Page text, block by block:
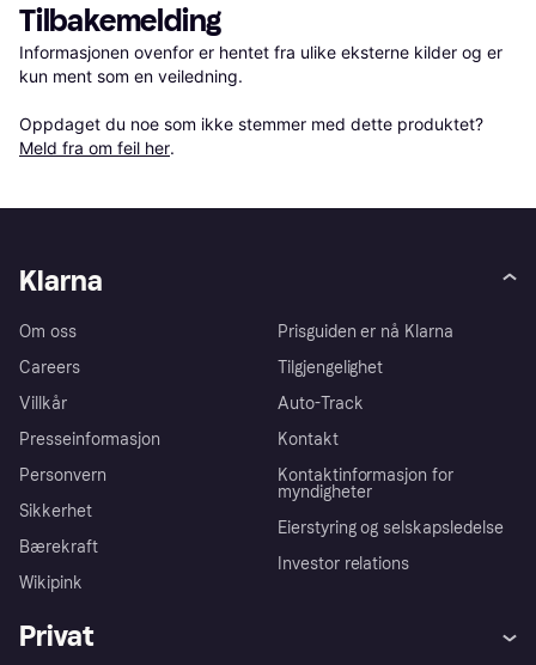
Tilbakemelding
Informasjonen ovenfor er hentet fra ulike eksterne kilder og er
kun ment som en veiledning.
Oppdaget du noe som ikke stemmer med dette produktet?
Meld fra om feil her.
Klarna
Om oss
Careers
Villkår
Presseinformasjon
Personvern
Sikkerhet
Bærekraft
Wikipink
Prisguiden er nå Klarna
Tilgjengelighet
Auto-Track
Kontakt
Kontaktinformasjon for
myndigheter
Eierstyring og selskapsledelse
Investor relations
Privat